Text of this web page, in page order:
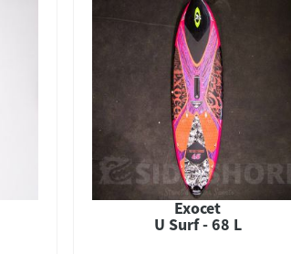
Exocet
U Surf - 68 L